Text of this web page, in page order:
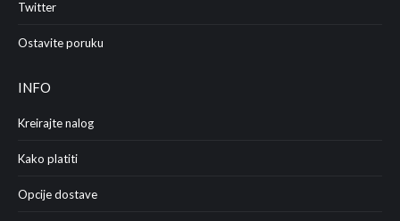
Twitter
Ostavite poruku
INFO
Kreirajte nalog
Kako platiti
Opcije dostave